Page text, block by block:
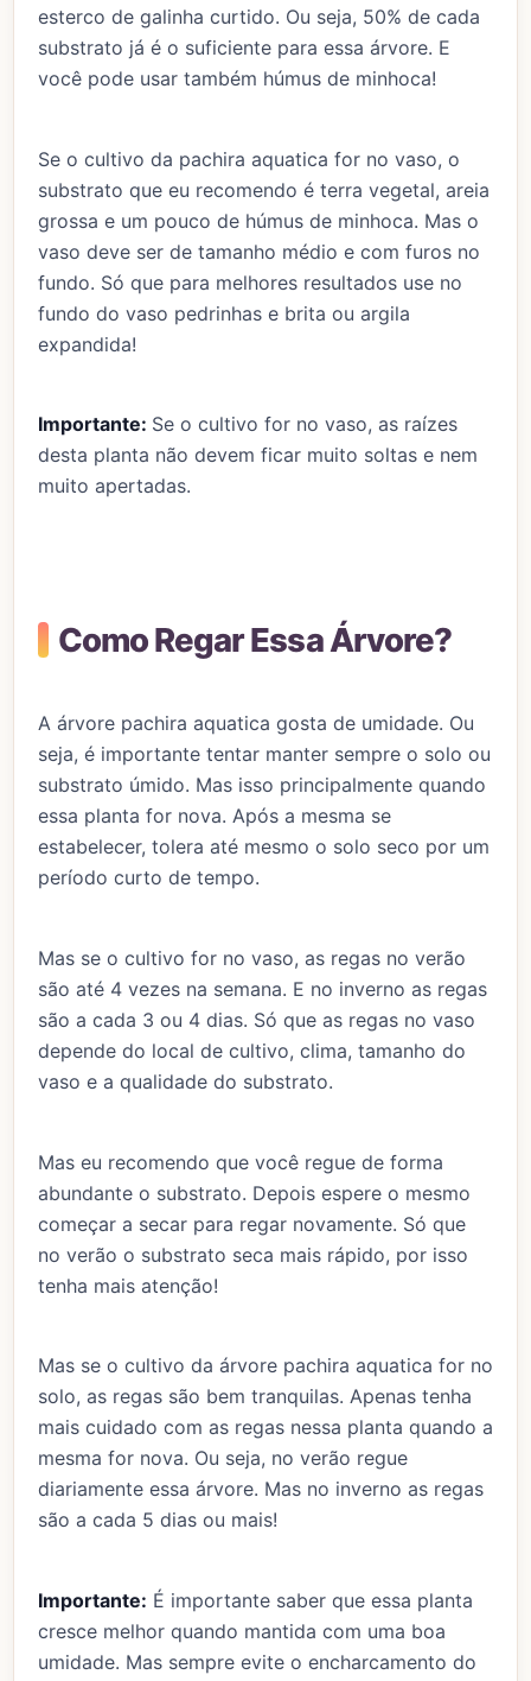
esterco de galinha curtido. Ou seja, 50% de cada
substrato já é o suficiente para essa árvore. E
você pode usar também húmus de minhoca!
Se o cultivo da pachira aquatica for no vaso, o
substrato que eu recomendo é terra vegetal, areia
grossa e um pouco de húmus de minhoca. Mas o
vaso deve ser de tamanho médio e com furos no
fundo. Só que para melhores resultados use no
fundo do vaso pedrinhas e brita ou argila
expandida!
Importante: Se o cultivo for no vaso, as raízes
desta planta não devem ficar muito soltas e nem
muito apertadas.
Como Regar Essa Árvore?
A árvore pachira aquatica gosta de umidade. Ou
seja, é importante tentar manter sempre o solo ou
substrato úmido. Mas isso principalmente quando
essa planta for nova. Após a mesma se
estabelecer, tolera até mesmo o solo seco por um
período curto de tempo.
Mas se o cultivo for no vaso, as regas no verão
são até 4 vezes na semana. E no inverno as regas
são a cada 3 ou 4 dias. Só que as regas no vaso
depende do local de cultivo, clima, tamanho do
vaso e a qualidade do substrato.
Mas eu recomendo que você regue de forma
abundante o substrato. Depois espere o mesmo
começar a secar para regar novamente. Só que
no verão o substrato seca mais rápido, por isso
tenha mais atenção!
Mas se o cultivo da árvore pachira aquatica for no
solo, as regas são bem tranquilas. Apenas tenha
mais cuidado com as regas nessa planta quando a
mesma for nova. Ou seja, no verão regue
diariamente essa árvore. Mas no inverno as regas
são a cada 5 dias ou mais!
Importante: É importante saber que essa planta
cresce melhor quando mantida com uma boa
umidade. Mas sempre evite o encharcamento do